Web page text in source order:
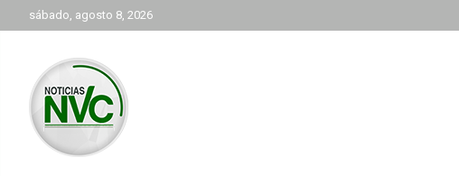
al
sábado, agosto 8, 2026